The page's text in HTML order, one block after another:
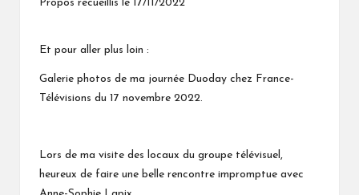
Propos recueillis le 17/11/2022
Et pour aller plus loin :
Galerie photos de ma journée Duoday chez France-
Télévisions du 17 novembre 2022.
Lors de ma visite des locaux du groupe télévisuel,
heureux de faire une belle rencontre impromptue avec